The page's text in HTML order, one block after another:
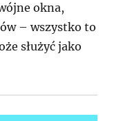
okna,
– wszystko to
służyć jako